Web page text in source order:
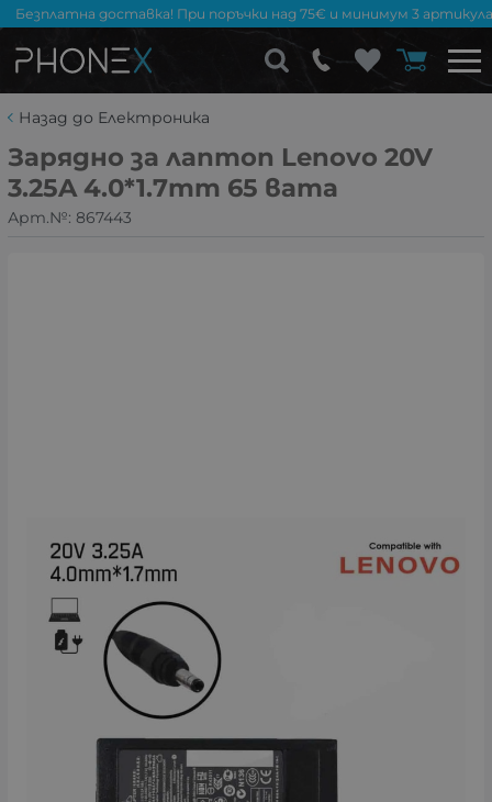
Безплатна доставка! При поръчки над 75€ и минимум 3
Назад до Електроника
Зарядно за лаптоп Lenovo 20V
3.25A 4.0*1.7mm 65 вата
Арт.№: 867443